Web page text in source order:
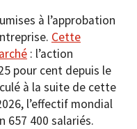
à l’approbation
Cette
: l’action
pour cent depuis le
à la suite de cette
l’effectif mondial
657 400 salariés.